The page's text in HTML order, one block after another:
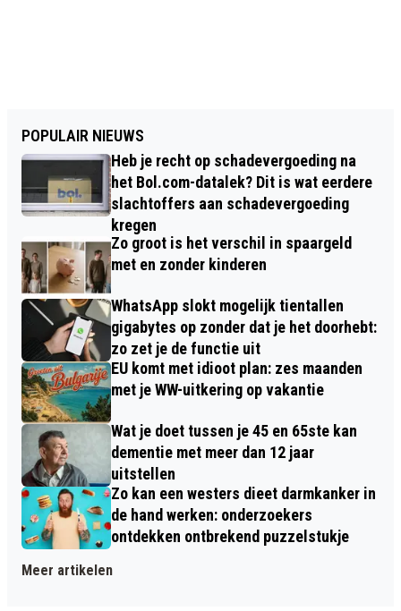
POPULAIR NIEUWS
Heb je recht op schadevergoeding na
het Bol.com-datalek? Dit is wat eerdere
slachtoffers aan schadevergoeding
kregen
Zo groot is het verschil in spaargeld
met en zonder kinderen
WhatsApp slokt mogelijk tientallen
gigabytes op zonder dat je het doorhebt:
zo zet je de functie uit
EU komt met idioot plan: zes maanden
met je WW-uitkering op vakantie
Wat je doet tussen je 45 en 65ste kan
dementie met meer dan 12 jaar
uitstellen
Zo kan een westers dieet darmkanker in
de hand werken: onderzoekers
ontdekken ontbrekend puzzelstukje
Meer artikelen